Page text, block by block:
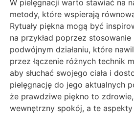
W pielęgnacji warto stawiać na
metody, które wspierają
Rytuały piękna mogą być
na przykład poprzez
podwójnym działaniu, które
przez łączenie różnych technik
aby słuchać swojego ciała i
pielęgnację do jego aktualnych
że prawdziwe piękno to
wewnętrzny spokój, a te